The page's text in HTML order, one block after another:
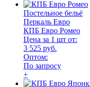
Постельное бельё
Перкаль Евро
КПБ Евро Ромео
Цена за 1 шт от:
3 525 руб.
Оптом:
По запросу
+